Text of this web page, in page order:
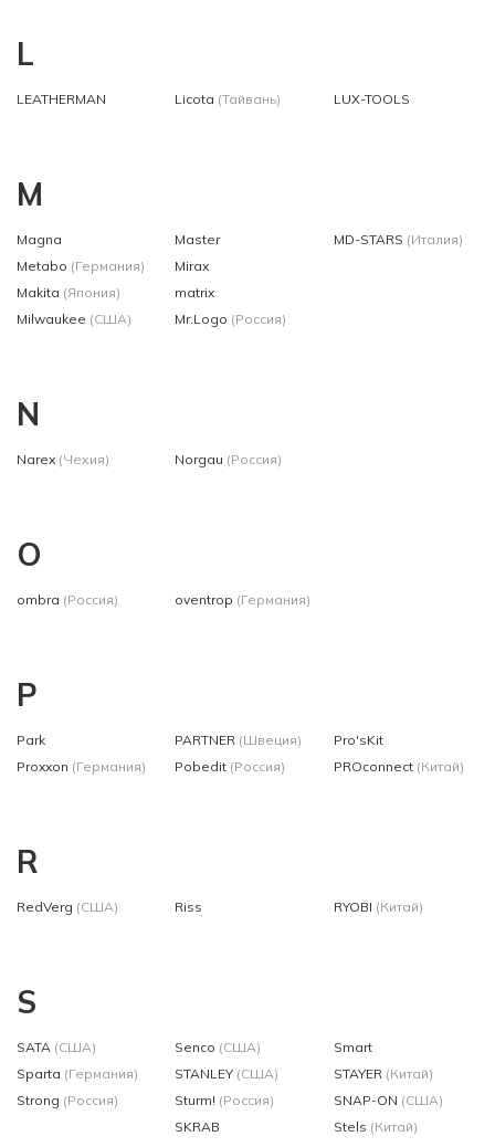
L
LEATHERMAN Licota (Тайвань) LUX-TOOLS
M
Magna
Metabo (Германия)
Makita (Япония)
Milwaukee (США)
Master
Mirax
matrix
Mr.Logo (Россия)
MD-STARS (Италия)
N
Narex (Чехия) Norgau (Россия)
O
ombra (Россия) oventrop (Германия)
P
Park
Proxxon (Германия)
PARTNER (Швеция)
Pobedit (Россия)
Pro'sKit
PROconnect (Китай)
R
RedVerg (США) Riss RYOBI (Китай)
S
SATA (США)
Sparta (Германия)
Strong (Россия)
Senco (США)
STANLEY (США)
Sturm! (Россия)
SKRAB
Smart
STAYER (Китай)
SNAP-ON (США)
Stels (Китай)